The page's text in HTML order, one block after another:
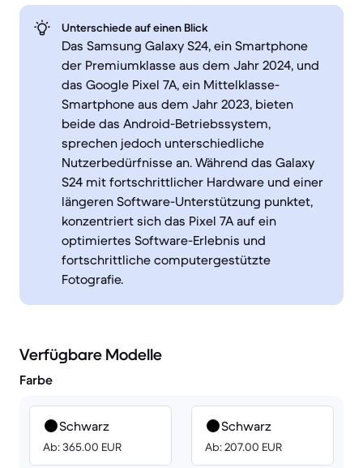
Unterschiede auf einen Blick
Das Samsung Galaxy S24, ein Smartphone
der Premiumklasse aus dem Jahr 2024, und
das Google Pixel 7A, ein Mittelklasse-
Smartphone aus dem Jahr 2023, bieten
beide das Android-Betriebssystem,
sprechen jedoch unterschiedliche
Nutzerbedürfnisse an. Während das Galaxy
S24 mit fortschrittlicher Hardware und einer
längeren Software-Unterstützung punktet,
konzentriert sich das Pixel 7A auf ein
optimiertes Software-Erlebnis und
fortschrittliche computergestützte
Fotografie.
Verfügbare Modelle
Farbe
Schwarz
Ab: 365.00 EUR
Schwarz
Ab: 207.00 EUR